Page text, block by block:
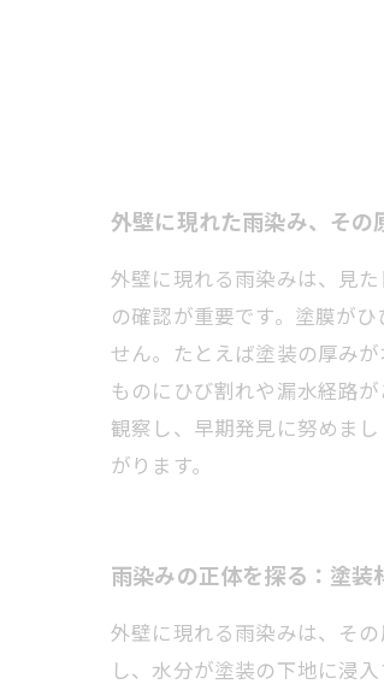
外壁に現れた雨染み、そ
外壁に現れる雨染みは、見
の確認が重要です。塗膜が
せん。たとえば塗装の厚み
ものにひび割れや漏水経路
観察し、早期発見に努めま
がります。
雨染みの正体を探る：塗
外壁に現れる雨染みは、そ
し、水分が塗装の下地に浸